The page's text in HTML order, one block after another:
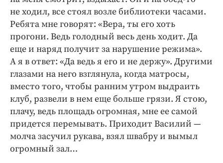
не ходил, все стоял возле библиотеки часами.
Ребята мне говорят: «Вера, ты его хоть
прогони. Ведь голодный весь день ходит. Да
еще и наряд получит за нарушение режима».
А я в ответ: «Да ведь я его и не держу». Другими
глазами на него взглянула, когда матросы,
вместо того, чтобы ранним утром выдраить
клуб, развели в нем еще больше грязи. Я стою,
плачу, ведь площадь огромная, мне ее самой
придется перемывать. Приходит Василий —
молча засучил рукава, взял швабру и вымыл
огромный зал…